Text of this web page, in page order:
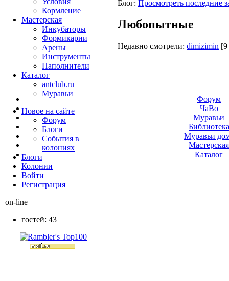
Блог: Просмотреть последние
Любопытные
Недавно смотрели: dimizimin [9
Кормление
Мастерская
Инкубаторы
Формикарии
Арены
Инструменты
Наполнители
Каталог
antclub.ru
Муравьи
Новое на сайте
Форум
Блоги
События в
колониях
Блоги
Колонии
Войти
Peгиcтpaция
on-line
гостей: 43
Форум
ЧаВо
Муравьи
Библиотека
Муравьи
Мастерская
Каталог